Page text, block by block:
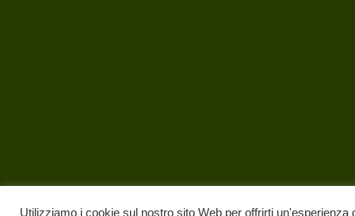
Utilizziamo i cookie sul nostro sito Web per offrirti